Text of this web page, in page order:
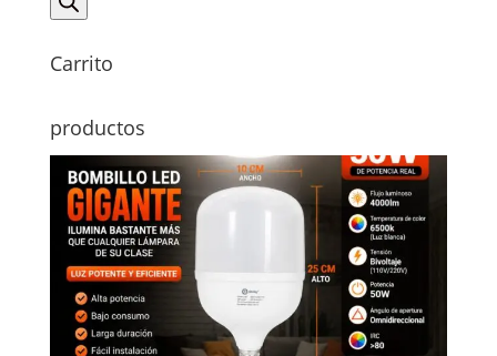
productos
Carrito
productos